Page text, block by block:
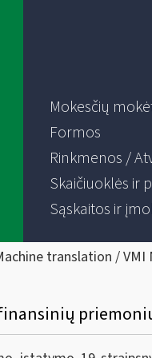
Mokesčių
Formos
Rinkmenos /
Skaičiuoklės ir
Sąskaitos ir
translation /